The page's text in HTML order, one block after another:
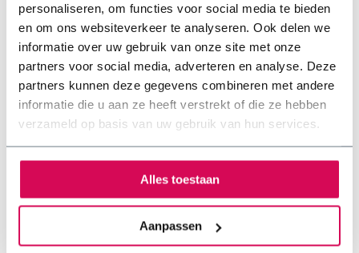
personaliseren, om functies voor social media te bieden
en om ons websiteverkeer te analyseren. Ook delen we
informatie over uw gebruik van onze site met onze
partners voor social media, adverteren en analyse. Deze
partners kunnen deze gegevens combineren met andere
informatie die u aan ze heeft verstrekt of die ze hebben
verzameld op basis van uw gebruik van hun services.
Alles toestaan
Aanpassen
Een plat dak biedt uitstekende mogelijkheden voor een
sedumdak. In tegenstelling tot hellende daken heb je op
een plat dak geen extra verankeringssystemen nodig, wat
de aanleg eenvoudiger en voordeliger maakt. Daarnaast
profiteer je op een plat dak optimaal van de voordelen van
een sedumdak, zoals betere isolatie en een aangenamer
binnenklimaat. Met sedum op je dak creëer je een
duurzaam, prachtig en functioneel groendak dat zowel de
Voordelen van sedum op een plat dak
Een sedumdak biedt diverse voordelen, die zeker ook
gelden voor platte daken: